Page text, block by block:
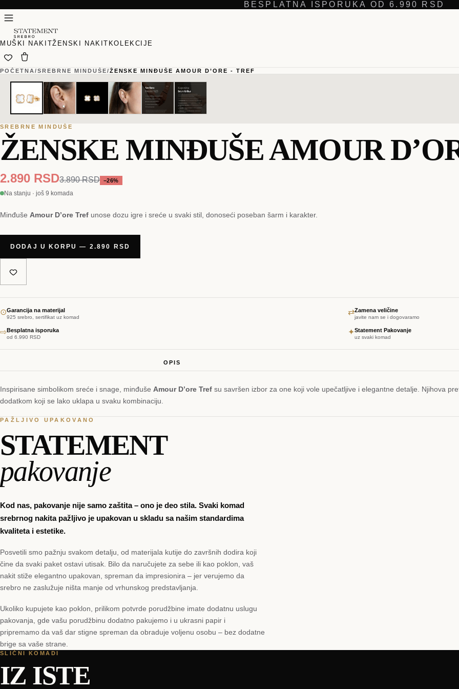
BESPLATNA ISPORUKA OD 6.990 RSD
MUŠKI NAKITŽENSKI NAKIT KOLEKCIJE
POČETNA /SREBRNE MINDUŠE/ŽENSKE MINĐUŠE AMOUR D’ORE - TREF
SREBRNE MINDUŠE
ŽENSKE MINĐUŠE AMOUR
2.890 RSD3.890 RSD −26%
Na stanju · još 9 komada
Minđuše Amour D’ore Tref unose dozu igre i sreće u svaki stil, donoseći poseban šarm i karakter.
DODAJ U KORPU — 2.890 RSD
⊙Garancija na materijal
925 srebro, sertifikat uz komad
⇄Zamena veličine
javite nam se i dogovaramo
⇨Besplatna isporuka
od 6.990 RSD
✦Statement Pakovanje
uz svaki komad
OPIS
Inspirisane simbolikom sreće i snage, minđuše Amour D’ore Tref su savršen izbor za one koji vole upečatljive i elegantne detalje. Njihova
dodatkom koji se lako uklapa u svaku kombinaciju.
PAŽLJIVO UPAKOVANO
STATEMENT
pakovanje
Kod nas, pakovanje nije samo zaštita – ono je deo stila. Svaki komad
srebrnog nakita pažljivo je upakovan u skladu sa našim standardima
kvaliteta i estetike.
Posvetili smo pažnju svakom detalju, od materijala kutije do završnih dodira koji
čine da svaki paket ostavi utisak. Bilo da naručujete za sebe ili kao poklon, vaš
nakit stiže elegantno upakovan, spreman da impresionira – jer verujemo da
srebro ne zaslužuje ništa manje od vrhunskog predstavljanja.
Ukoliko kupujete kao poklon, prilikom potvrde porudžbine imate dodatnu uslugu
pakovanja, gde vašu porudžbinu dodatno pakujemo i u ukrasni papir i
pripremamo da vaš dar stigne spreman da obraduje voljenu osobu – bez dodatne
brige sa vaše strane.
SLIČNI KOMADI
IZ ISTE